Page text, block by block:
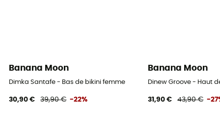
Banana Moon
Dimka Santafe - Bas de bikini femme
30,90 € 39,90 € -22%
Banana Moon
Dinew Groove - Haut
31,90 € 43,90 € -